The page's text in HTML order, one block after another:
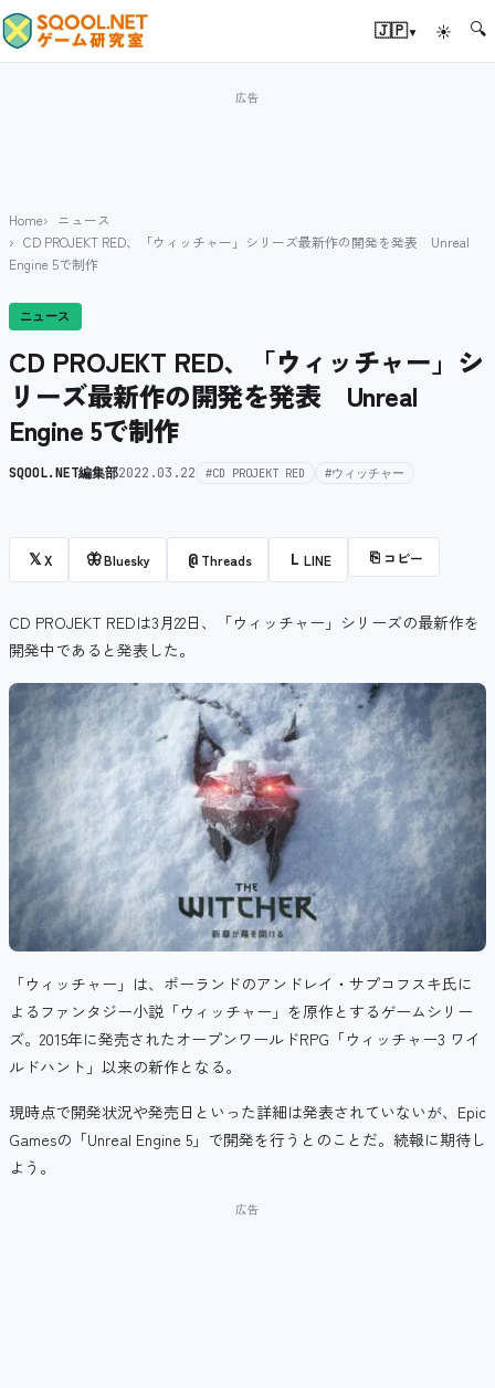
🇯🇵▾ ☀ 🔍
Home
ニュース
CD PROJEKT RED、「ウィッチャー」シリーズ最新作の開発を発表 Unreal
Engine 5で制作
ニュース
CD PROJEKT RED、「ウィッチャー」シ
リーズ最新作の開発を発表 Unreal
Engine 5で制作
SQOOL.NET編集部2022.03.22 #CD PROJEKT RED #ウィッチャー
𝕏X 🦋Bluesky @ Threads L LINE ⎘ コピー
CD PROJEKT REDは3月22日、「ウィッチャー」シリーズの最新作を
開発中であると発表した。
「ウィッチャー」は、 ポーランドのアンドレイ・サプコフスキ氏に
よるファンタジー小説「ウィッチャー」を原作とするゲームシリー
ズ。2015年に発売された オープンワールドRPG「ウィッチャー3 ワイ
ルドハント」以来の新作となる。
現時点で開発状況や発売日といった詳細は発表されていないが、Epic
Gamesの「Unreal Engine 5」で開発を行うとのことだ。続報に期待し
よう。